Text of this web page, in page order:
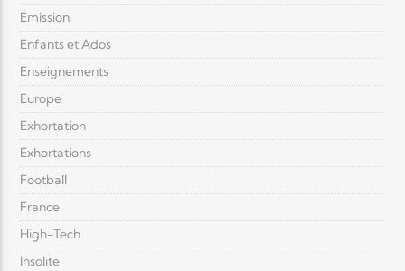
Émission
Enfants et Ados
Enseignements
Europe
Exhortation
Exhortations
Football
France
High-Tech
Insolite